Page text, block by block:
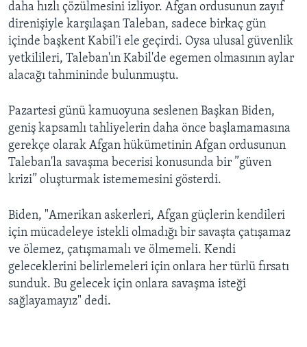
daha hızlı çözülmesini izliyor. Afgan ordusunun zayıf
direnişiyle karşılaşan Taleban, sadece birkaç gün
içinde başkent Kabil'i ele geçirdi. Oysa ulusal güvenlik
yetkilileri, Taleban'ın Kabil'de egemen olmasının aylar
alacağı tahmininde bulunmuştu.
Pazartesi günü kamuoyuna seslenen Başkan Biden,
geniş kapsamlı tahliyelerin daha önce başlamamasına
gerekçe olarak Afgan hükümetinin Afgan ordusunun
Taleban'la savaşma becerisi konusunda bir ”güven
krizi” oluşturmak istememesini gösterdi.
Biden, "Amerikan askerleri, Afgan güçlerin kendileri
için mücadeleye istekli olmadığı bir savaşta çatışamaz
ve ölemez, çatışmamalı ve ölmemeli. Kendi
geleceklerini belirlemeleri için onlara her türlü fırsatı
sunduk. Bu gelecek için onlara savaşma isteği
sağlayamayız" dedi.